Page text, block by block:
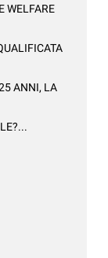
WELFARE
ANNI, LA